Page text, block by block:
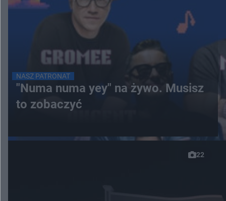
NASZ PATRONAT
"Numa numa yey" na żywo. Musisz
to zobaczyć
22